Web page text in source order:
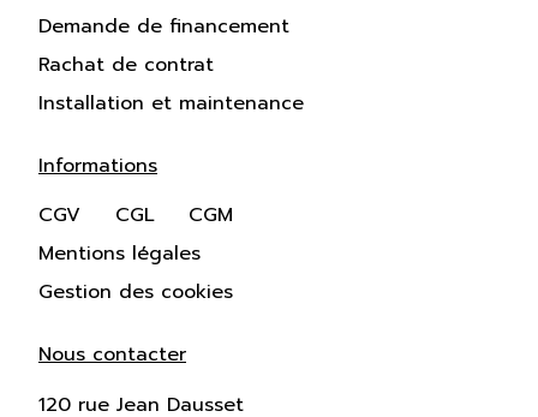
Demande de financement
Rachat de contrat
Installation et maintenance
Informations
CGV
CGL
CGM
Mentions légales
Gestion des cookies
Nous contacter
120 rue Jean Dausset